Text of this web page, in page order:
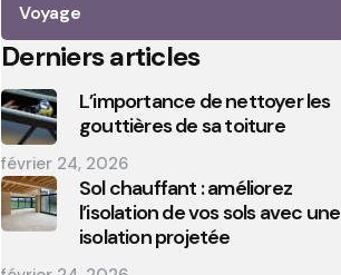
Voyage
Derniers articles
L’importance de nettoyer les
gouttières de sa toiture
février 24, 2026
Sol chauffant : améliorez
l’isolation de vos sols avec une
isolation projetée